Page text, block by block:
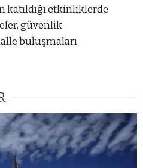
katıldığı etkinliklerde
güvenlik
buluşmaları